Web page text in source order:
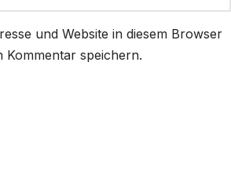
und Website in diesem Browser
speichern.